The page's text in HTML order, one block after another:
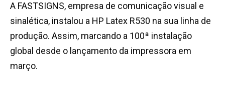
A FASTSIGNS, empresa de comunicação visual e
sinalética, instalou a HP Latex R530 na sua linha de
produção. Assim, marcando a 100ª instalação
global desde o lançamento da impressora em
março.